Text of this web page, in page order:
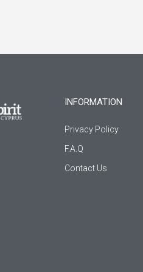
INFORMATION
Privacy Policy
F.A.Q
Contact Us